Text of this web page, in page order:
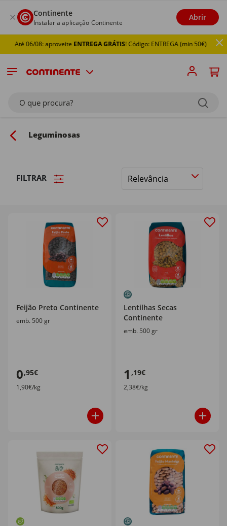
Continente
Instalar a aplicação Continente
Abrir
06/08: aproveiteENTREGA GRÁTIS! Código: ENTREGA (min 50€)
O que procura?
Leguminosas
FILTRAR
Ordenar
Feijão Preto Continente
emb. 500 gr
0,95€
1,90€/kg
Lentilhas Secas
Continente
emb. 500 gr
1 ,19€
2,38€/kg